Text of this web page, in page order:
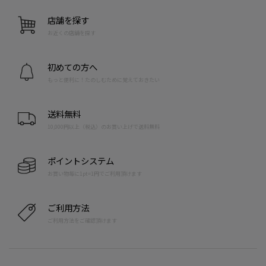
店舗を探す
お近くの店舗を探す
初めての方へ
もっと便利に！たのしむために覚えておきたい
送料無料
10,000円以上（税込）のお買い上げで送料無料
ポイントシステム
お買い物毎に1pt=1円でご利用頂けます
ご利用方法
ご利用方法をご確認頂けます